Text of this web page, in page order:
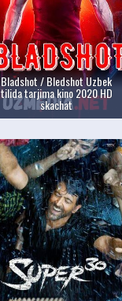
Bladshot / Bledshot Uzbek
tilida tarjima kino 2020 HD
skachat